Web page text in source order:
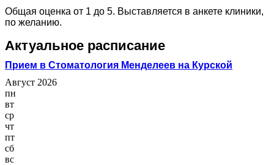
Общая оценка от 1 до 5. Выставляется в анкете клиники,
по желанию.
Актуальное расписание
Прием в Стоматология Менделеев на Курской
Август 2026
пн
вт
ср
чт
пт
сб
вс